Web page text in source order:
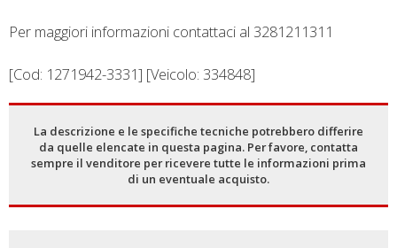
Per maggiori informazioni contattaci al 3281211311
[Cod: 1271942-3331] [Veicolo: 334848]
La descrizione e le specifiche tecniche potrebbero differire
da quelle elencate in questa pagina. Per favore, contatta
sempre il venditore per ricevere tutte le informazioni prima
di un eventuale acquisto.